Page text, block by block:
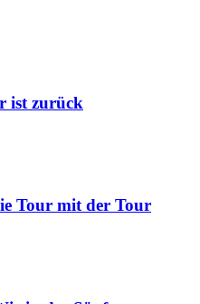
ist zurück
Tour mit der Tour